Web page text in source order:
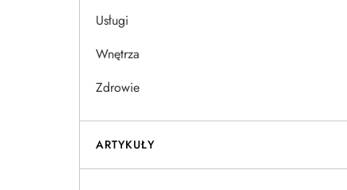
Usługi
Wnętrza
Zdrowie
ARTYKUŁY